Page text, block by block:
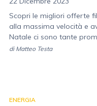
Scopri le migliori offerte
alla massima velocità e
Natale ci sono tante
di Matteo Testa
ENERGIA